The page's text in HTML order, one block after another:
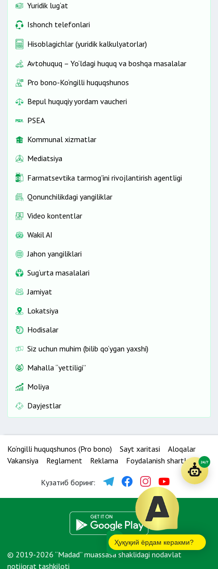
Yuridik lug‘at
Ishonch telefonlari
Hisoblagichlar (yuridik kalkulyatorlar)
Avtohuquq – Yo‘ldagi huquq va boshqa masalalar
Pro bono-Ko‘ngilli huquqshunos
Bepul huquqiy yordam vaucheri
PSEA
Kommunal xizmatlar
Mediatsiya
Farmatsevtika tarmog'ini rivojlantirish agentligi
Qonunchilikdagi yangiliklar
Video kontentlar
Wakil AI
Jahon yangiliklari
Sug‘urta masalalari
Jamiyat
Lokatsiya
Hodisalar
Siz uchun muhim (bilib qo‘ygan yaxshi)
Mahalla “yettiligi”
Moliya
Dayjestlar
Ko‘ngilli huquqshunos (Pro bono) Sayt xaritasi
Aloqalar
Vakansiya
Reglament Reklama Foydalanish shartlari
Кузатиб боринг:
© 2019-2026 “Madad” muassasa shaklidagi nodavlat
notijorat tashkiloti
Ҳуқуқий ёрдам керакми?
24/7